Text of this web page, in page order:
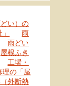
い）の
雨
雨どい
屋根ふき
工場・
理の「屋
外断熱